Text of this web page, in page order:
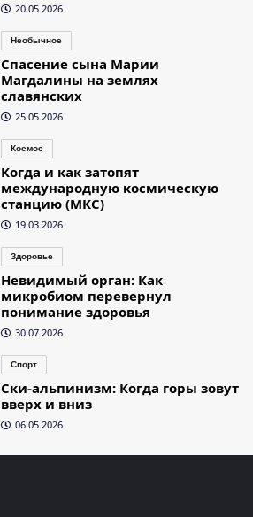
20.05.2026
Необычное
Спасение сына Марии
Магдалины на землях
славянских
25.05.2026
Космос
Когда и как затопят
международную космическую
станцию (МКС)
19.03.2026
Здоровье
Невидимый орган: Как
микробиом перевернул
понимание здоровья
30.07.2026
Спорт
Ски-альпинизм: Когда горы зовут
вверх и вниз
06.05.2026